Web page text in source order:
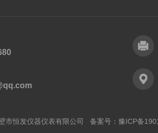
市恒发仪器仪表有限公司 备案号： 豫ICP备